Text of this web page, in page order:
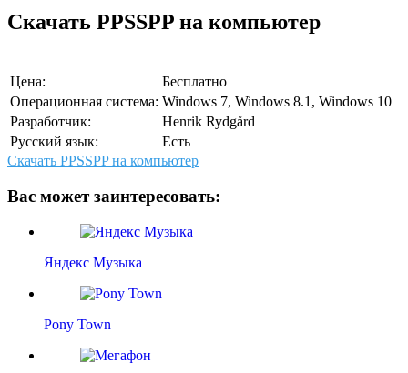
Скачать PPSSPP на компьютер
Цена:
Бесплатно
Операционная система: Windows 7, Windows 8.1, Windows 10
Разработчик:
Henrik Rydgård
Русский язык:
Есть
Скачать PPSSPP на компьютер
Вас может заинтересовать:
Яндекс Музыка
Pony Town